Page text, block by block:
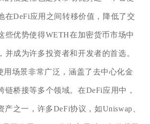
在DeFi应用之间转移价值，降低了交
些优势使得WETH在加密货币市场中
并成为许多投资者和开发者的首选。
用场景非常广泛，涵盖了去中心化金
链桥接等多个领域。在DeFi应用中，
产之一，许多DeFi协议，如Uniswap、